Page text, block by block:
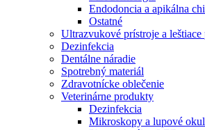
Endodoncia a apikálna
Ostatné
Ultrazvukové prístroje a leštiace
Dezinfekcia
Dentálne náradie
Spotrebný materiál
Zdravotnícke oblečenie
Veterinárne produkty
Dezinfekcia
Mikroskopy a lupové